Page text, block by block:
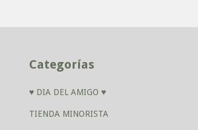
Categorías
♥ DIA DEL AMIGO ♥
TIENDA MINORISTA